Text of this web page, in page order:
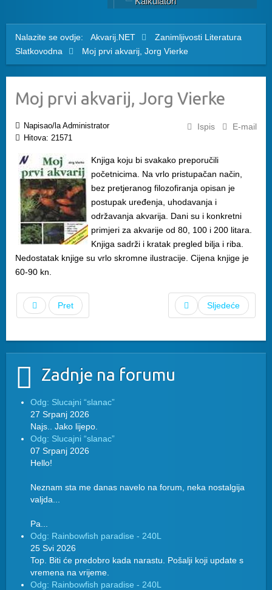
Nalazite se ovdje: Akvarij.NET Zanimljivosti Literatura
Slatkovodna
Moj prvi akvarij, Jorg Vierke
Moj prvi akvarij, Jorg Vierke
Ispis E-mail
Napisao/la Administrator
Hitova: 21571
Knjiga koju bi svakako preporučili
početnicima. Na vrlo pristupačan način,
bez pretjeranog filozofiranja opisan je
postupak uređenja, uhodavanja i
održavanja akvarija. Dani su i konkretni
primjeri za akvarije od 80, 100 i 200 litara.
Knjiga sadrži i kratak pregled bilja i riba.
Nedostatak knjige su vrlo skromne ilustracije. Cijena knjige je
60-90 kn.
Pret Sljedeće
Zadnje na forumu
Odg: Slucajni “slanac”
27 Srpanj 2026
Najs.. Jako lijepo.
Odg: Slucajni “slanac”
07 Srpanj 2026
Hello!
Neznam sta me danas navelo na forum, neka nostalgija
valjda...
Pa...
Odg: Rainbowfish paradise - 240L
25 Svi 2026
Top. Biti će predobro kada narastu. Pošalji koji update s
vremena na vrijeme.
Odg: Rainbowfish paradise - 240L